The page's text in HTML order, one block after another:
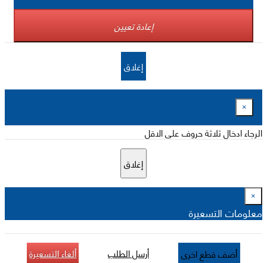
إعادة تعيين
إغلاق
×
الرجاء ادخال ثلاثة حروف على الاقل
إغلاق
×
معلومات التسعيرة
أضف قطع اخرى أرسل الطلب ألغاء التسعيرة